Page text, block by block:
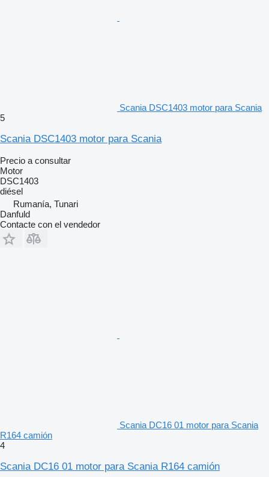
Scania DSC1403 motor para Scania
5
Scania DSC1403 motor para Scania
Precio a consultar
Motor
DSC1403
diésel
Rumanía, Tunari
Danfuld
Contacte con el vendedor
Scania DC16 01 motor para Scania
R164 camión
4
Scania DC16 01 motor para Scania R164 camión